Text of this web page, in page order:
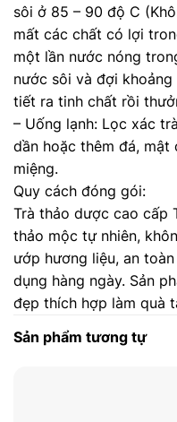
sôi ở 85 – 90 độ C
mất các chất có lợi
một lần nước nóng
nước sôi và đợi
tiết ra tinh chất rồi
– Uống lạnh: Lọc xác
dần hoặc thêm đá, mật
miệng.
Quy cách đóng gói:
Trà thảo dược cao cấp
thảo mộc tự nhiên,
ướp hương liệu, an
dụng hàng ngày. Sản
đẹp thích hợp làm quà
Sản phẩm tương tự